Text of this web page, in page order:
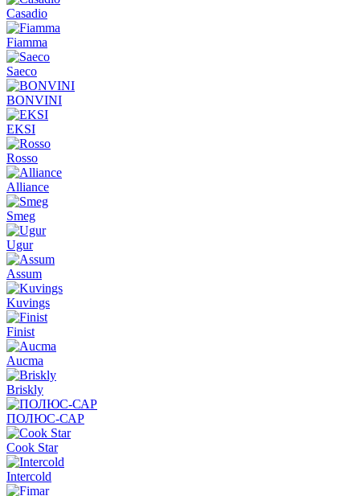
Casadio
Fiamma
Saeco
BONVINI
EKSI
Rosso
Alliance
Smeg
Ugur
Assum
Kuvings
Finist
Aucma
Briskly
ПОЛЮС-САР
Cook Star
Intercold